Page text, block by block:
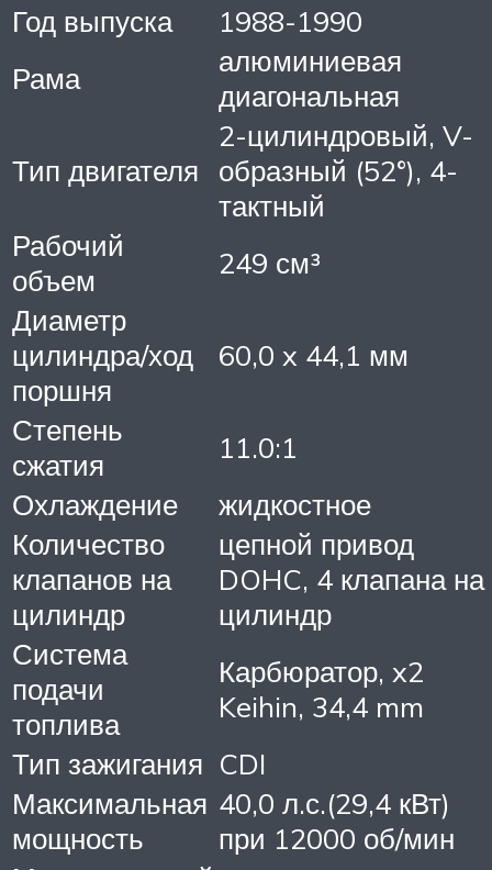
Год выпуска
1988-1990
Рама
алюминиевая
диагональная
Тип двигателя
2-цилиндровый, V-
образный (52°), 4-
тактный
Рабочий
объем
249 см³
Диаметр
цилиндра/ход
поршня
60,0 x 44,1 мм
Степень
сжатия
11.0:1
Охлаждение
жидкостное
Количество
клапанов на
цилиндр
цепной привод
DOHC, 4 клапана на
цилиндр
Система
подачи
топлива
Карбюратор, x2
Keihin, 34,4 mm
Тип зажигания CDI
Максимальная
мощность
40,0 л.с.(29,4 кВт)
при 12000 об/мин